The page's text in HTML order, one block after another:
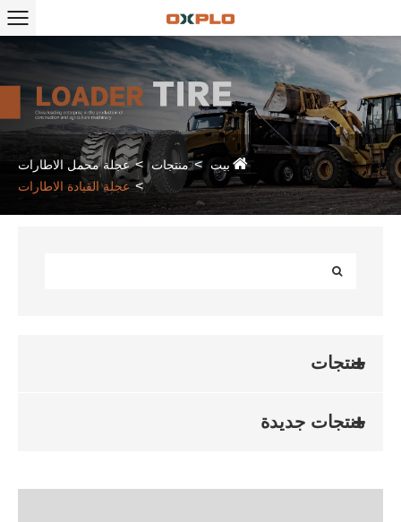
بيت منتجات
عجلة محمل الاطارات
عجلة القيادة الاطارات
منتجات
منتجات جديدة